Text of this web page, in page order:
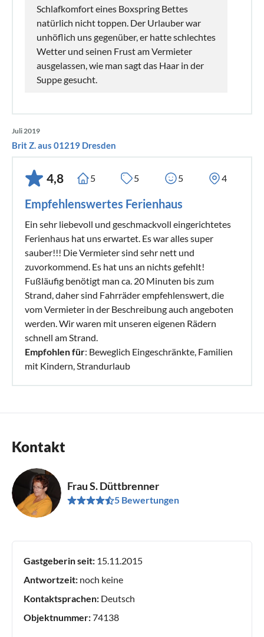
Schlafkomfort eines Boxspring Bettes
natürlich nicht toppen. Der Urlauber war
unhöflich uns gegenüber, er hatte schlechtes
Wetter und seinen Frust am Vermieter
ausgelassen, wie man sagt das Haar in der
Suppe gesucht.
Juli 2019
Brit Z. aus 01219 Dresden
4,8 5 5 5 4
Empfehlenswertes Ferienhaus
Ein sehr liebevoll und geschmackvoll eingerichtetes
Ferienhaus hat uns erwartet. Es war alles super
sauber!!! Die Vermieter sind sehr nett und
zuvorkommend. Es hat uns an nichts gefehlt!
Fußläufig benötigt man ca. 20 Minuten bis zum
Strand, daher sind Fahrräder empfehlenswert, die
vom Vermieter in der Beschreibung auch angeboten
werden. Wir waren mit unseren eigenen Rädern
schnell am Strand.
Empfohlen für: Beweglich Eingeschränkte, Familien
mit Kindern, Strandurlaub
Kontakt
Frau S. Düttbrenner
5 Bewertungen
Gastgeberin seit: 15.11.2015
Antwortzeit: noch keine
Kontaktsprachen: Deutsch
Objektnummer:74138